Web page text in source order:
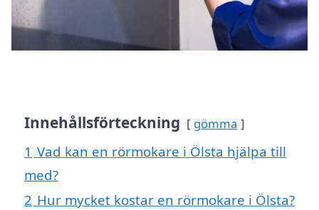
Innehållsförteckning gömma
1 Vad kan en rörmokare i Ölsta hjälpa till
med?
2 Hur mycket kostar en rörmokare i Ölsta?